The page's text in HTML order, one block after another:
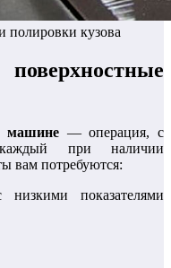
полировки кузова
машине— операция, с
при наличии
вам потребуются:
показателями